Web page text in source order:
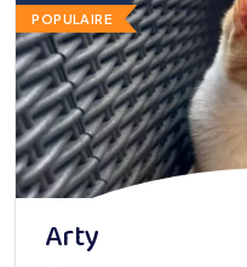
POPULAIRE
Arty